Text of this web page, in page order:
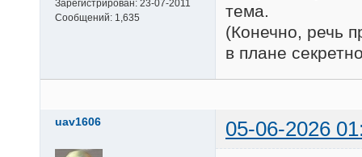
Зарегистрирован: 23-07-2011
Сообщений: 1,635
тема.
(Конечно, речь
в плане
uav1606 05-06-2026